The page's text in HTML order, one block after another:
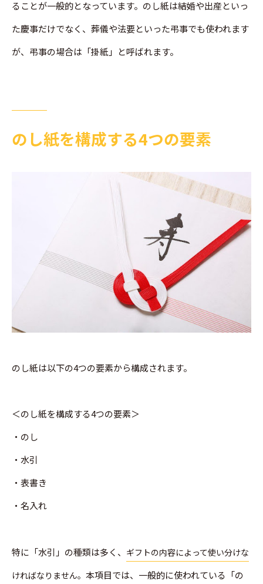
ることが一般的となっています。のし紙は結婚や出産といっ
た慶事だけでなく、葬儀や法要といった弔事でも使われます
が、弔事の場合は「掛紙」と呼ばれます。
のし紙を構成する4つの要素
のし紙は以下の4つの要素から構成されます。
＜のし紙を構成する4つの要素＞
・のし
・水引
・表書き
・名入れ
特に「水引」の種類は多く、 ギフトの内容によって使い分けな
ければなりません。 本項目では、一般的に使われている「の